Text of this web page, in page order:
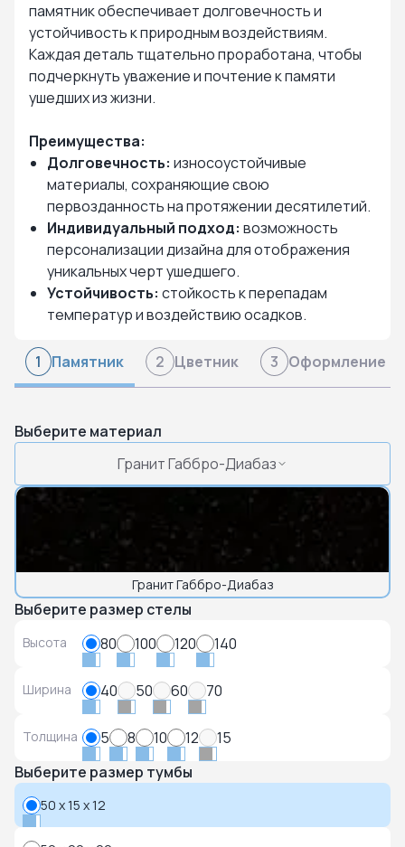
памятник обеспечивает долговечность и
устойчивость к природным воздействиям.
Каждая деталь тщательно проработана, чтобы
подчеркнуть уважение и почтение к памяти
ушедших из жизни.
Преимущества:
Долговечность: износоустойчивые
материалы, сохраняющие свою
первозданность на протяжении десятилетий.
Индивидуальный подход: возможность
персонализации дизайна для отображения
уникальных черт ушедшего.
Устойчивость: стойкость к перепадам
температур и воздействию осадков.
1 Памятник 2 Цветник 3 Оформление
Выберите материал
Гранит Габбро-Диабаз
Гранит Габбро-Диабаз
Выберите размер стелы
Высота 80 100 120 140
Ширина 40 50 60 70
Толщина 5 8 10 12
15
Выберите размер тумбы
50 x 15 x 12